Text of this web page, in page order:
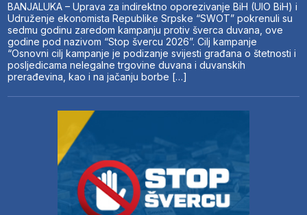
BANJALUKA – Uprava za indirektno oporezivanje BiH (UIO BiH) i
Udruženje ekonomista Republike Srpske “SWOT” pokrenuli su
sedmu godinu zaredom kampanju protiv šverca duvana, ove
godine pod nazivom “Stop švercu 2026”. Cilj kampanje
“Osnovni cilj kampanje je podizanje svijesti građana o štetnosti i
posljedicama nelegalne trgovine duvana i duvanskih
prerađevina, kao i na jačanju borbe […]